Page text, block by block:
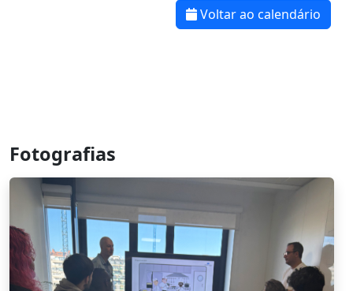
Voltar ao calendário
Fotografias